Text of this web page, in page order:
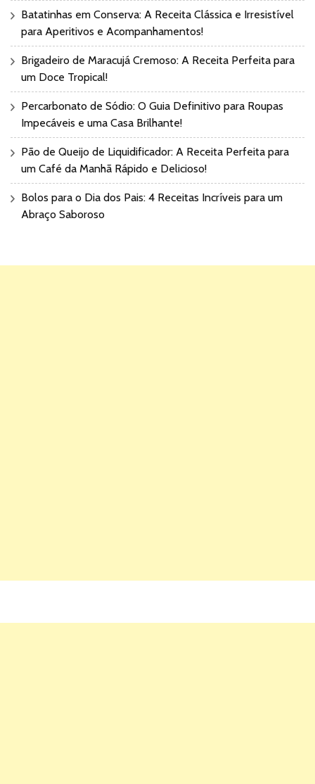
Batatinhas em Conserva: A Receita Clássica e Irresistível
para Aperitivos e Acompanhamentos!
Brigadeiro de Maracujá Cremoso: A Receita Perfeita para
um Doce Tropical!
Percarbonato de Sódio: O Guia Definitivo para Roupas
Impecáveis e uma Casa Brilhante!
Pão de Queijo de Liquidificador: A Receita Perfeita para
um Café da Manhã Rápido e Delicioso!
Bolos para o Dia dos Pais: 4 Receitas Incríveis para um
Abraço Saboroso